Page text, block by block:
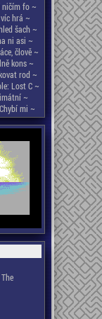
ničím fo ~
hrá ~
šach ~
ni asi ~
člově ~
kons ~
rod ~
Lost C ~
~
mi ~